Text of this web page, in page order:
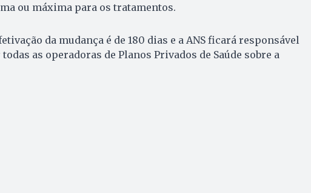
ou máxima para os tratamentos.
da mudança é de 180 dias e a ANS ficará responsável
as operadoras de Planos Privados de Saúde sobre a